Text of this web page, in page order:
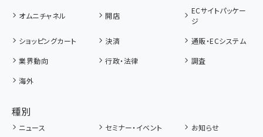
オムニチャネル 開店
ECサイトパッケー
ジ
ショッピングカート
決済
通販・ECシステム
業界動向
行政・法律
調査
海外
種別
ニュース セミナー・イベント
お知らせ